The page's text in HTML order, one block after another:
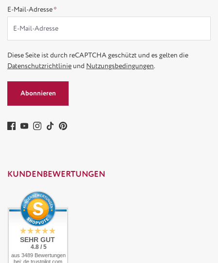
E-Mail-Adresse*
Diese Seite ist durch reCAPTCHA geschützt und es gelten die
Datenschutzrichtlinieund Nutzungsbedingungen.
Abonnieren
KUNDENBEWERTUNGEN
SEHR GUT
4.8 / 5
aus 3489 Bewertungen
bei: de.trustpilot.com,